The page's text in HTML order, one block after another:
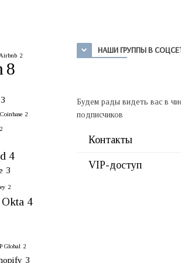
2
8
3
Coinbase 2
2
4
3
2
Okta 4
Global 2
3
НАШИ ГРУППЫ В
Будем рады видеть вас в
подписчиков
Контакты
VIP-доступ